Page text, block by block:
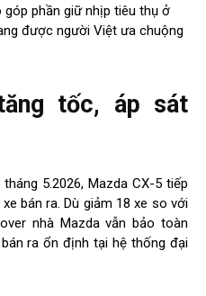
phần giữ nhịp tiêu thụ ở
được người Việt ưa chuộng
tốc, áp sát
5.2026, Mazda CX-5 tiếp
bán ra. Dù giảm 18 xe so với
nhà Mazda vẫn bảo toàn
ra ổn định tại hệ thống đại